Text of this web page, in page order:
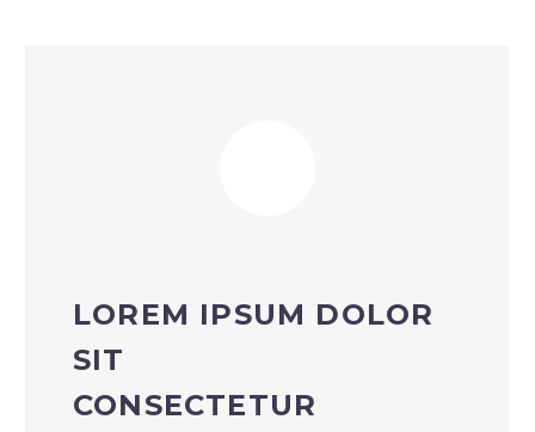
LOREM IPSUM DOLOR
SIT
CONSECTETUR